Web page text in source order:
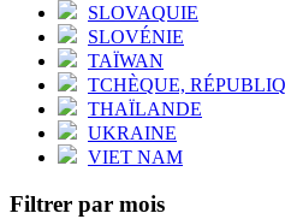
SLOVAQUIE
SLOVÉNIE
TAÏWAN
TCHÈQUE,
THAÏLANDE
UKRAINE
VIET NAM
Filtrer par mois